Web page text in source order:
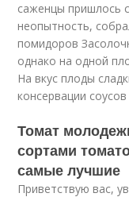
саженцы пришлось
неопытность,
помидоров
однако на одной
На вкус плоды
консервации
Томат
сортами
самые лучшие
Приветствую вас,